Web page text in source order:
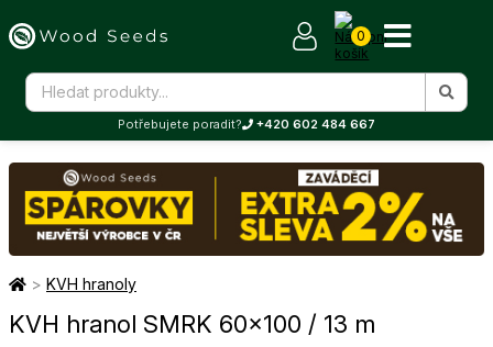
0
Potřebujete poradit? +420 602 484 667
> KVH hranoly
KVH hranol SMRK 60×100 / 13 m